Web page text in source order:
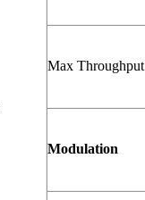
Max Throughput
Modulation